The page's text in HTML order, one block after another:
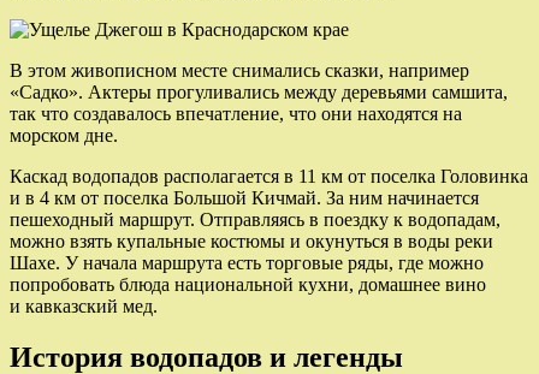
В этом живописном месте снимались сказки, например
«Садко». Актеры прогуливались между деревьями самшита,
так что создавалось впечатление, что они находятся на
морском дне.
Каскад водопадов располагается в 11 км от поселка Головинка
и в 4 км от поселка Большой Кичмай. За ним начинается
пешеходный маршрут. Отправляясь в поездку к водопадам,
можно взять купальные костюмы и окунуться в воды реки
Шахе. У начала маршрута есть торговые ряды, где можно
попробовать блюда национальной кухни, домашнее вино
и кавказский мед.
История водопадов и легенды